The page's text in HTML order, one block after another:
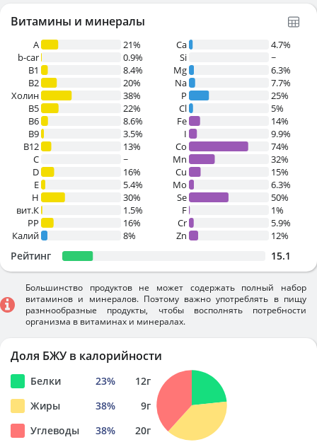
Витамины и минералы
A
21%
b-car
0.9%
В1
8.4%
B2
20%
Холин
38%
B5
22%
B6
8.6%
B9
3.5%
B12
13%
C
~
D
16%
E
5.4%
H
30%
вит.К
1.5%
PP
16%
Калий
8%
Ca
4.7%
Si
~
Mg
6.3%
Na
7.7%
P
25%
Cl
5%
Fe
14%
I
9.9%
Co
74%
Mn
32%
Cu
15%
Mo
6.3%
Se
50%
F
1%
Cr
5.9%
Zn
12%
Рейтинг 15.1
Большинство продуктов не может содержать полный набор
витаминов и минералов. Поэтому важно употреблять в пищу
разннообразные продукты, чтобы восполнять потребности
организма в витаминах и минералах.
Доля БЖУ в калорийности
Белки 23% 12г
Жиры
38% 9г
Углеводы
38% 20г